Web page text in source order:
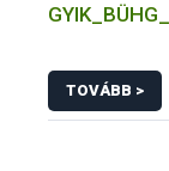
TOVÁBB >